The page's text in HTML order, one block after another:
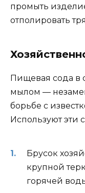
промыть
отполировать
Пищевая сода в
мылом —
борьбе с
Используют эти
Брусок
крупной
горячей